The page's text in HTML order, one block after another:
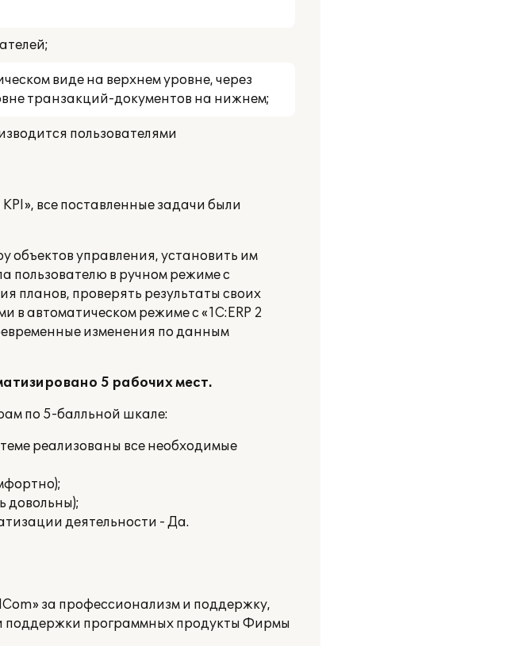
виде на верхнем уровне, через
транзакций-документов на нижнем;
пользователями
KPI», все поставленные задачи были
объектов управления, установить им
пользователю в ручном режиме с
планов, проверять результаты своих
автоматическом режиме с «1С:ERP 2
изменения по данным
5 рабочих мест.
по 5-балльной шкале:
реализованы все необходимые
довольны);
деятельности - Да.
за профессионализм и поддержку,
поддержки программных продукты Фирмы